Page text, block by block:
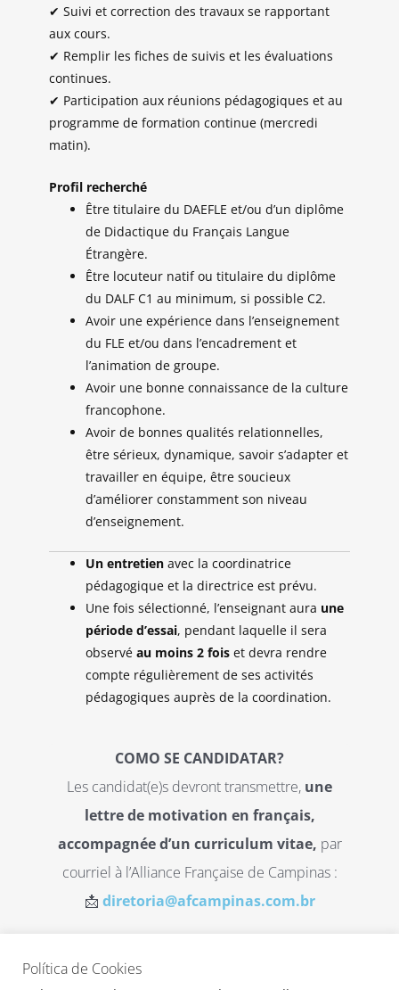
✔ Suivi et correction des travaux se rapportant
aux cours.
✔ Remplir les fiches de suivis et les évaluations
continues.
✔ Participation aux réunions pédagogiques et au
programme de formation continue (mercredi
matin).
Profil recherché
Être titulaire du DAEFLE et/ou d’un diplôme
de Didactique du Français Langue
Étrangère.
Être locuteur natif ou titulaire du diplôme
du DALF C1 au minimum, si possible C2.
Avoir une expérience dans l’enseignement
du FLE et/ou dans l’encadrement et
l’animation de groupe.
Avoir une bonne connaissance de la culture
francophone.
Avoir de bonnes qualités relationnelles,
être sérieux, dynamique, savoir s’adapter et
travailler en équipe, être soucieux
d’améliorer constamment son niveau
d’enseignement.
Un entretienavec la coordinatrice
pédagogique et la directrice est prévu.
Une fois sélectionné, l’enseignant aura une
période d’essai, pendant laquelle il sera
observé au moins 2 foiset devra rendre
compte régulièrement de ses activités
pédagogiques auprès de la coordination.
COMO SE CANDIDATAR?
Les candidat(e)s devront transmettre, une
lettre de motivation en français,
accompagnée d’un curriculum vitae, par
courriel à l’Alliance Française de Campinas :
📩 diretoria@afcampinas.com.br
Envie sua candidatura
Política de Cookies